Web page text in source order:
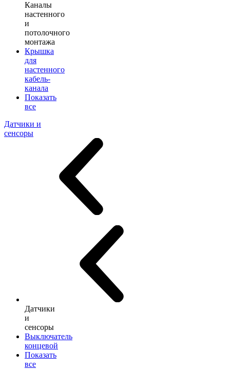
Каналы
настенного
и
потолочного
монтажа
Крышка
для
настенного
кабель-
канала
Показать
все
Датчики и
сенсоры
Датчики
и
сенсоры
Выключатель
концевой
Показать
все